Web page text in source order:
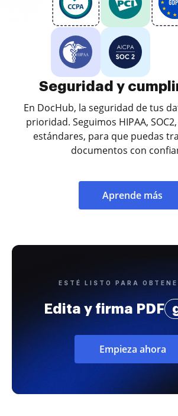
Seguridad y
En DocHub, la seguridad de tus
prioridad. Seguimos HIPAA,
estándares, para que puedas
documentos con
Aprende más
ESTÉ LISTO PARA
Edita y firma PDF
Empieza ahora